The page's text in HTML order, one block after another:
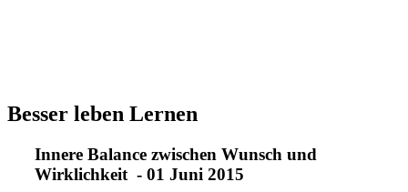
Besser leben Lernen
Innere Balance zwischen Wunsch und
Wirklichkeit - 01 Juni 2015